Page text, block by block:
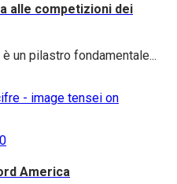
alle competizioni dei
un pilastro fondamentale...
0
America